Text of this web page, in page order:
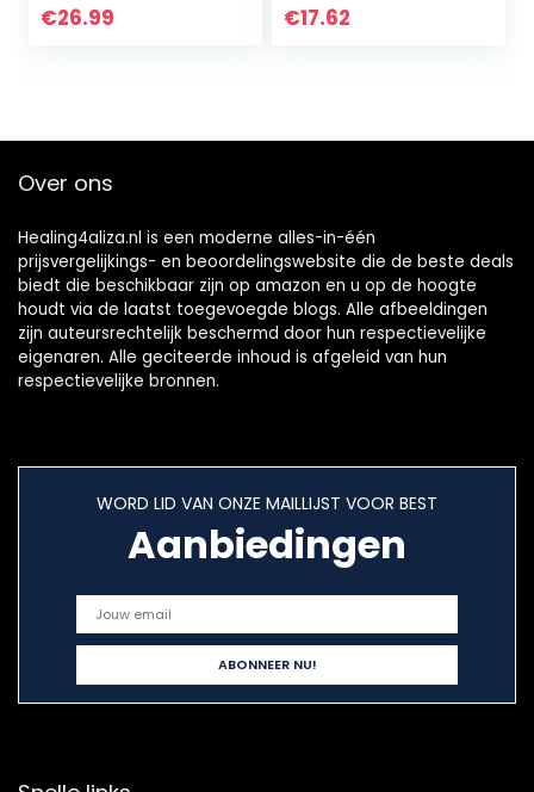
Bubbly binnen,
€26.99 €17.62
Over ons
Healing4aliza.nl is een moderne alles-in-één
prijsvergelijkings- en beoordelingswebsite die de beste deals
biedt die beschikbaar zijn op amazon en u op de hoogte
houdt via de laatst toegevoegde blogs. Alle afbeeldingen
zijn auteursrechtelijk beschermd door hun respectievelijke
eigenaren. Alle geciteerde inhoud is afgeleid van hun
respectievelijke bronnen.
WORD LID VAN ONZE MAILLIJST VOOR BEST
Aanbiedingen